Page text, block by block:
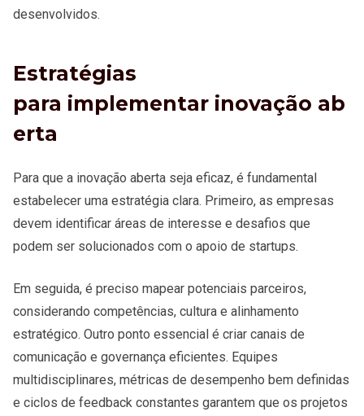
desenvolvidos.
Estratégias
para implementar inovação ab
erta
Para que a inovação aberta seja eficaz, é fundamental
estabelecer uma estratégia clara. Primeiro, as empresas
devem identificar áreas de interesse e desafios que
podem ser solucionados com o apoio de startups.
Em seguida, é preciso mapear potenciais parceiros,
considerando competências, cultura e alinhamento
estratégico. Outro ponto essencial é criar canais de
comunicação e governança eficientes. Equipes
multidisciplinares, métricas de desempenho bem definidas
e ciclos de feedback constantes garantem que os projetos